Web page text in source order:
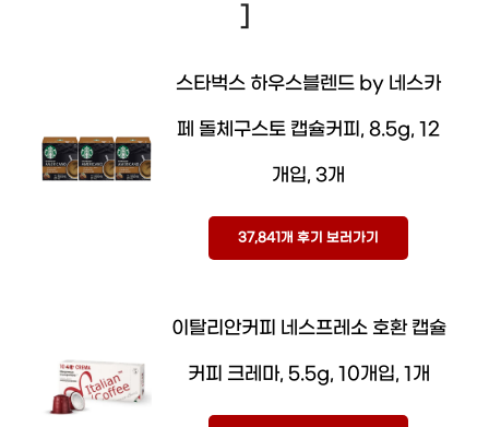
]
스타벅스 하우스블렌드 by 네스카
페 돌체구스토 캡슐커피, 8.5g, 12
개입, 3개
37,841개 후기 보러가기
이탈리안커피 네스프레소 호환 캡슐
커피 크레마, 5.5g, 10개입, 1개